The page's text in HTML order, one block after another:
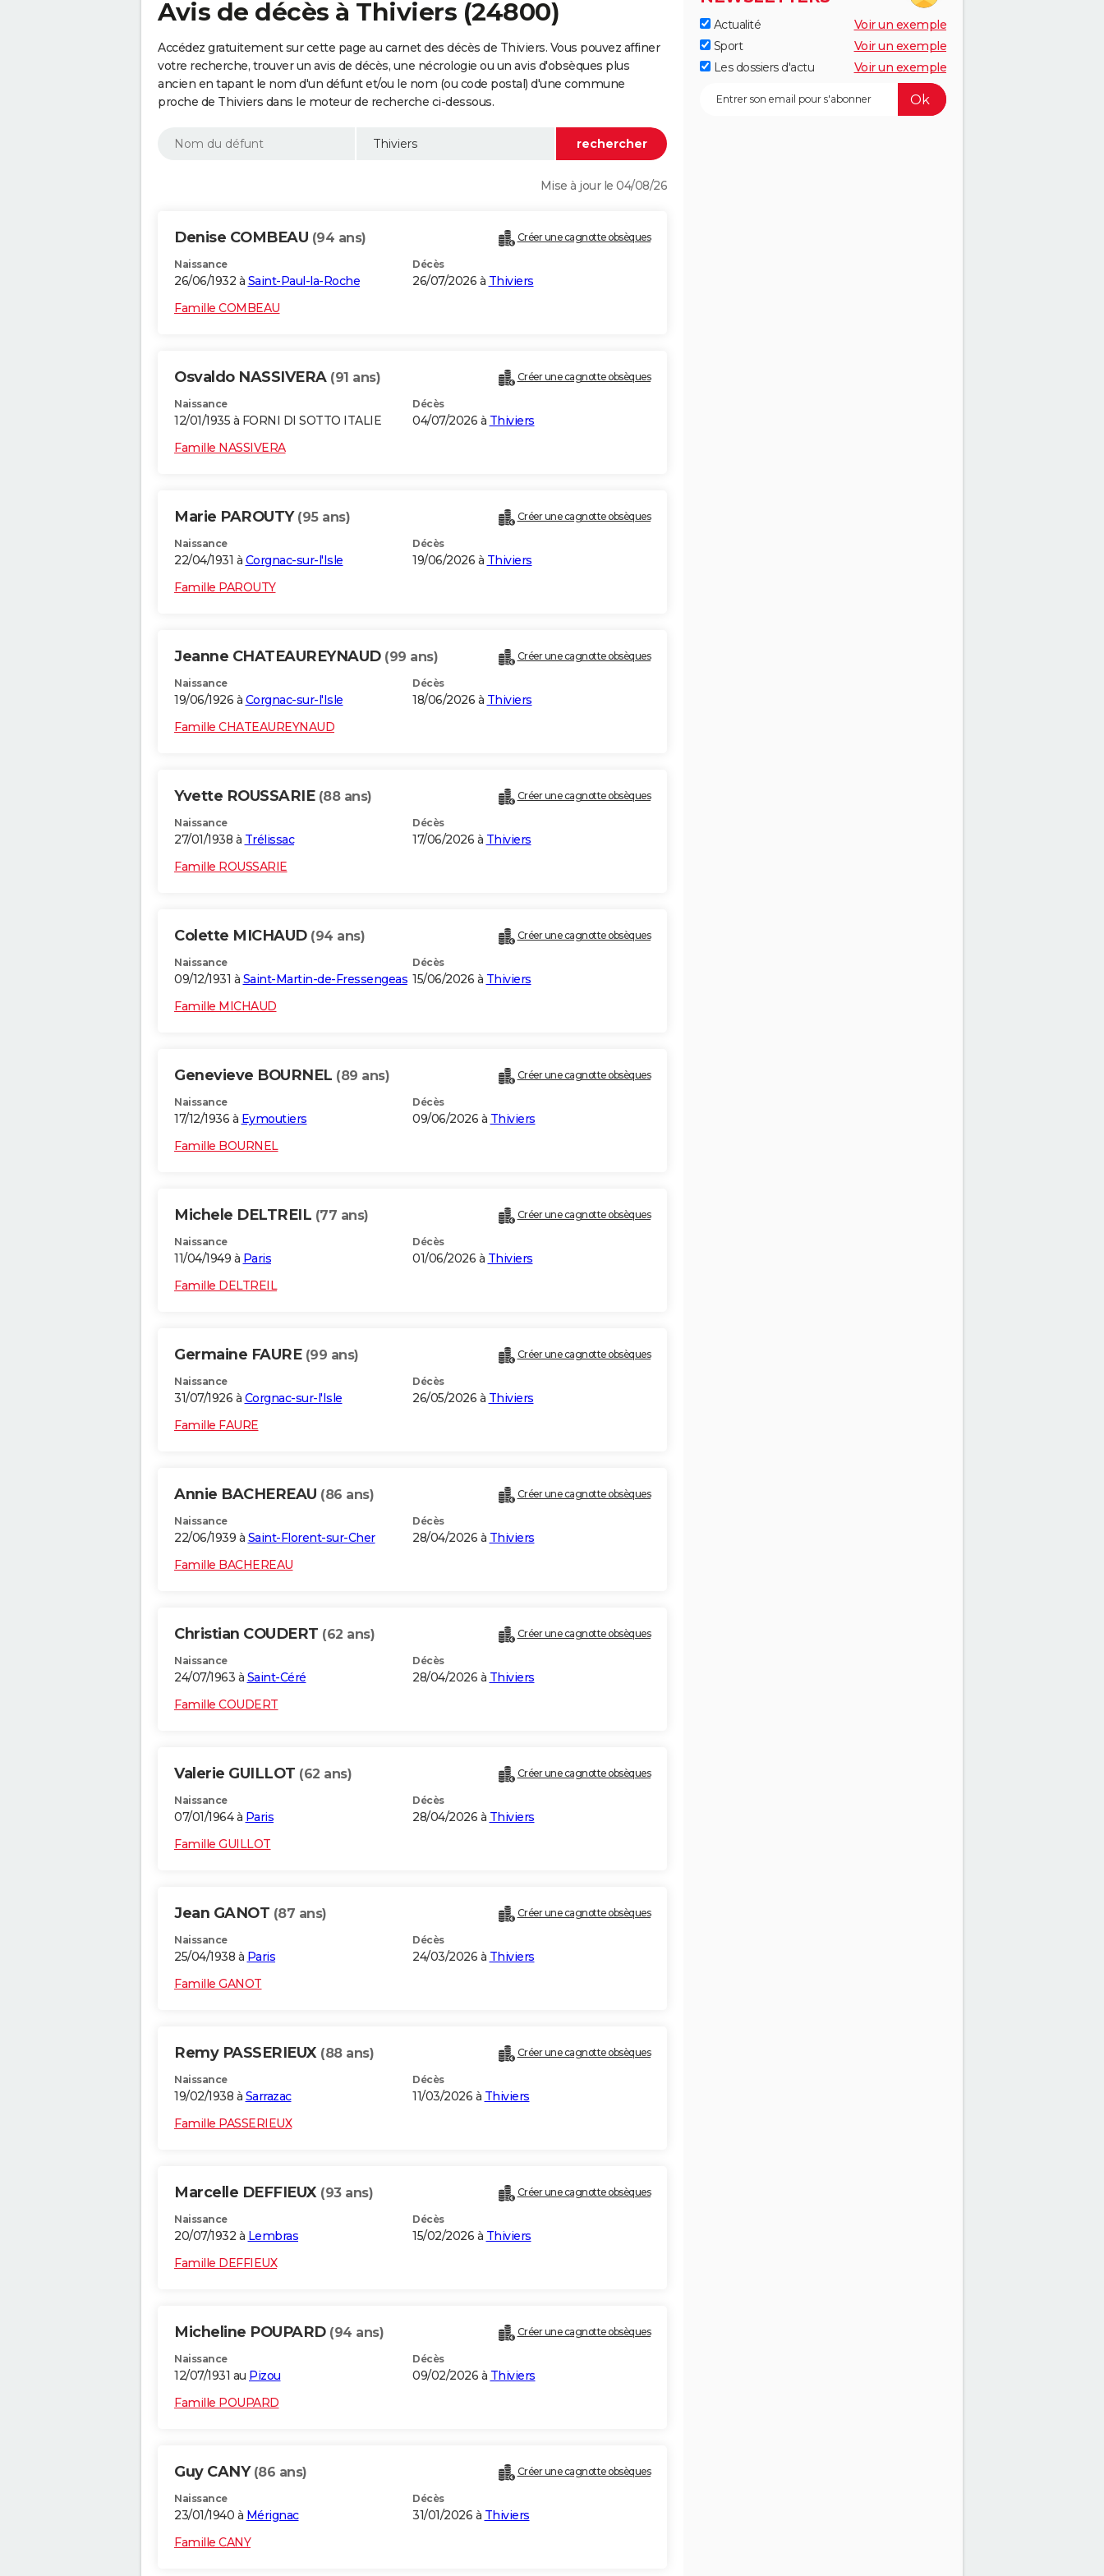
Avis de décès à Thiviers (24800)
Accédez gratuitement sur cette page au carnet des décès de Thiviers. Vous pouvez affiner
votre recherche, trouver un avis de décès, une nécrologie ou un avis d'obsèques plus
ancien en tapant le nom d'un défunt et/ou le nom (ou code postal) d'une commune
proche de Thiviers dans le moteur de recherche ci-dessous.
Mise à jour le 04/08/26
Denise COMBEAU (94 ans) Créer une cagnotte obsèques
Naissance
26/06/1932 à Saint-Paul-la-Roche
Décès
26/07/2026 à Thiviers
Famille COMBEAU
Osvaldo NASSIVERA (91 ans) Créer une cagnotte obsèques
Naissance
12/01/1935 à FORNI DI SOTTO ITALIE
Décès
04/07/2026 à Thiviers
Famille NASSIVERA
Marie PAROUTY (95 ans) Créer une cagnotte obsèques
Naissance
22/04/1931 à Corgnac-sur-l'Isle
Décès
19/06/2026 à Thiviers
Famille PAROUTY
Jeanne CHATEAUREYNAUD (99 ans) Créer une cagnotte obsèques
Naissance
19/06/1926 à Corgnac-sur-l'Isle
Décès
18/06/2026 à Thiviers
Famille CHATEAUREYNAUD
Yvette ROUSSARIE (88 ans) Créer une cagnotte obsèques
Naissance
27/01/1938 à Trélissac
Décès
17/06/2026 à Thiviers
Famille ROUSSARIE
Colette MICHAUD (94 ans) Créer une cagnotte obsèques
Naissance
09/12/1931 à Saint-Martin-de-Fressengeas
Décès
15/06/2026 à Thiviers
Famille MICHAUD
Genevieve BOURNEL (89 ans) Créer une cagnotte obsèques
Naissance
17/12/1936 à Eymoutiers
Décès
09/06/2026 à Thiviers
Famille BOURNEL
Michele DELTREIL (77 ans) Créer une cagnotte obsèques
Naissance
11/04/1949 à Paris
Décès
01/06/2026 à Thiviers
Famille DELTREIL
Germaine FAURE (99 ans) Créer une cagnotte obsèques
Naissance
31/07/1926 à Corgnac-sur-l'Isle
Décès
26/05/2026 à Thiviers
Famille FAURE
Annie BACHEREAU (86 ans) Créer une cagnotte obsèques
Naissance
22/06/1939 à Saint-Florent-sur-Cher
Décès
28/04/2026 à Thiviers
Famille BACHEREAU
Christian COUDERT (62 ans) Créer une cagnotte obsèques
Naissance
24/07/1963 à Saint-Céré
Décès
28/04/2026 à Thiviers
Famille COUDERT
Valerie GUILLOT (62 ans) Créer une cagnotte obsèques
Naissance
07/01/1964 à Paris
Décès
28/04/2026 à Thiviers
Famille GUILLOT
Jean GANOT (87 ans) Créer une cagnotte obsèques
Naissance
25/04/1938 à Paris
Décès
24/03/2026 à Thiviers
Famille GANOT
Remy PASSERIEUX (88 ans) Créer une cagnotte obsèques
Naissance
19/02/1938 à Sarrazac
Décès
11/03/2026 à Thiviers
Famille PASSERIEUX
Marcelle DEFFIEUX (93 ans) Créer une cagnotte obsèques
Naissance
20/07/1932 à Lembras
Décès
15/02/2026 à Thiviers
Famille DEFFIEUX
Micheline POUPARD (94 ans) Créer une cagnotte obsèques
Naissance
12/07/1931 au Pizou
Décès
09/02/2026 à Thiviers
Famille POUPARD
Guy CANY (86 ans) Créer une cagnotte obsèques
Naissance
23/01/1940 à Mérignac
Décès
31/01/2026 à Thiviers
Famille CANY
Actualité
Voir un exemple
Sport
Voir un exemple
Les dossiers d'actu
Voir un exemple